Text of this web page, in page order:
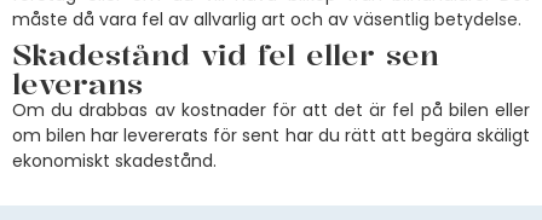
måste då vara fel av allvarlig art och av väsentlig betydelse.
Skadestånd vid fel eller sen
leverans
Om du drabbas av kostnader för att det är fel på bilen eller
om bilen har levererats för sent har du rätt att begära skäligt
ekonomiskt skadestånd.